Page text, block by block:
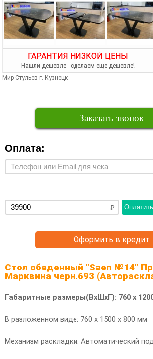
ГАРАНТИЯ НИЗКОЙ ЦЕНЫ
Нашли дешевле - сделаем еще дешевле!
Мир Стульев г. Кузнецк
Заказать звонок
Оплата:
Оплатить
Оформить в кредит
Стол обеденный "Saen №14"
Марквина черн.693
Габаритные размеры(ВхШхГ): 760 х
В разложенном виде: 760 х 1500 х 800 мм
Механизм раскладки: Автоматический